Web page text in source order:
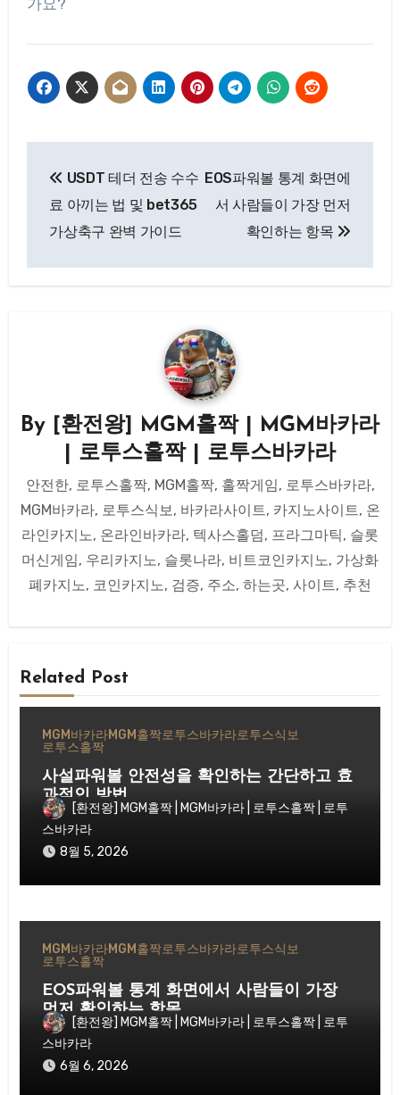
탐
색
USDT 테더 전송 수수
료 아끼는 법 및 bet365
가상축구 완벽 가이드
EOS파워볼 통계 화면에
서 사람들이 가장 먼저
확인하는 항목
By
[환전왕] MGM홀짝 | MGM바카라
| 로투스홀짝 | 로투스바카라
안전한, 로투스홀짝, MGM홀짝, 홀짝게임, 로투스바카라,
MGM바카라, 로투스식보, 바카라사이트, 카지노사이트, 온
라인카지노, 온라인바카라, 텍사스홀덤, 프라그마틱, 슬롯
머신게임, 우리카지노, 슬롯나라, 비트코인카지노, 가상화
폐카지노, 코인카지노, 검증, 주소, 하는곳, 사이트, 추천
Related Post
MGM바카라MGM홀짝로투스바카라로투스식보
로투스홀짝
사설파워볼 안전성을 확인하는 간단하고 효
과적인 방법
[환전왕] MGM홀짝 | MGM바카라 | 로투스홀짝 | 로투
스바카라
8월 5, 2026
MGM바카라MGM홀짝로투스바카라로투스식보
로투스홀짝
EOS파워볼 통계 화면에서 사람들이 가장
먼저 확인하는 항목
[환전왕] MGM홀짝 | MGM바카라 | 로투스홀짝 | 로투
스바카라
6월 6, 2026